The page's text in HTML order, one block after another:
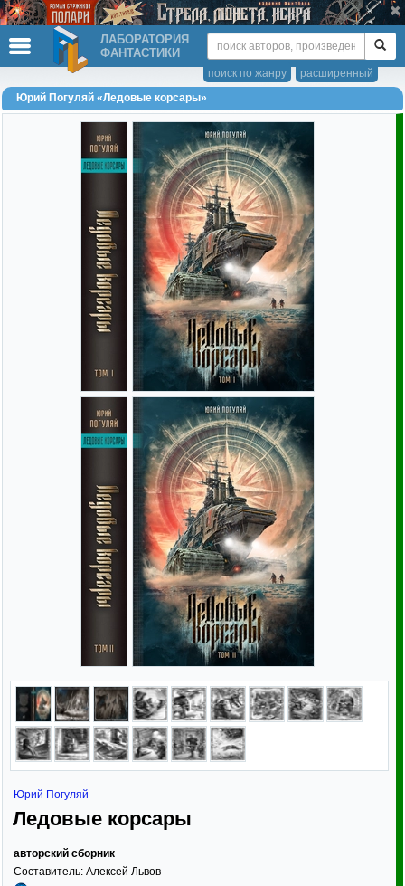
ЛАБОРАТОРИЯ
ФАНТАСТИКИ
расширенный
поиск по жанру
Юрий Погуляй «Ледовые корсары»
Юрий Погуляй
Ледовые корсары
авторский сборник
Составитель: Алексей Львов